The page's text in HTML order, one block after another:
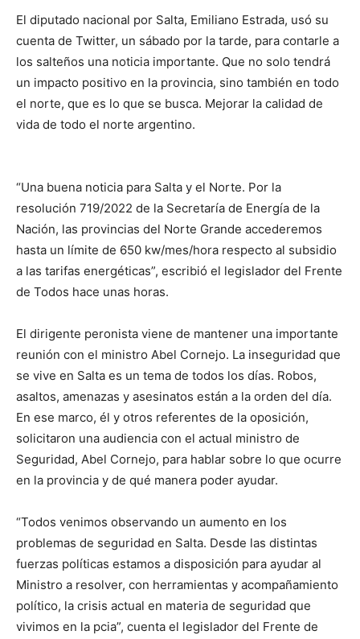
El diputado nacional por Salta, Emiliano Estrada, usó su
cuenta de Twitter, un sábado por la tarde, para contarle a
los salteños una noticia importante. Que no solo tendrá
un impacto positivo en la provincia, sino también en todo
el norte, que es lo que se busca. Mejorar la calidad de
vida de todo el norte argentino.
“Una buena noticia para Salta y el Norte. Por la
resolución 719/2022 de la Secretaría de Energía de la
Nación, las provincias del Norte Grande accederemos
hasta un límite de 650 kw/mes/hora respecto al subsidio
a las tarifas energéticas”, escribió el legislador del Frente
de Todos hace unas horas.
El dirigente peronista viene de mantener una importante
reunión con el ministro Abel Cornejo. La inseguridad que
se vive en Salta es un tema de todos los días. Robos,
asaltos, amenazas y asesinatos están a la orden del día.
En ese marco, él y otros referentes de la oposición,
solicitaron una audiencia con el actual ministro de
Seguridad, Abel Cornejo, para hablar sobre lo que ocurre
en la provincia y de qué manera poder ayudar.
“Todos venimos observando un aumento en los
problemas de seguridad en Salta. Desde las distintas
fuerzas políticas estamos a disposición para ayudar al
Ministro a resolver, con herramientas y acompañamiento
político, la crisis actual en materia de seguridad que
vivimos en la pcia”, cuenta el legislador del Frente de